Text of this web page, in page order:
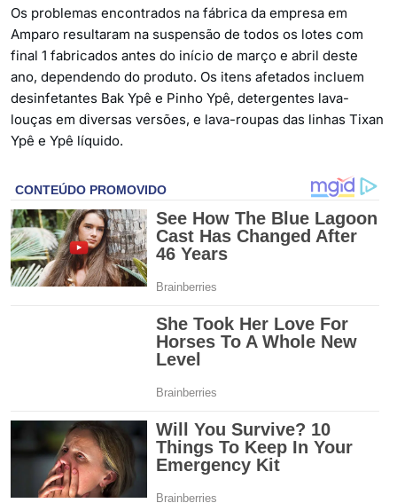
Os problemas encontrados na fábrica da empresa em
Amparo resultaram na suspensão de todos os lotes com
final 1 fabricados antes do início de março e abril deste
ano, dependendo do produto. Os itens afetados incluem
desinfetantes Bak Ypê e Pinho Ypê, detergentes lava-
louças em diversas versões, e lava-roupas das linhas Tixan
Ypê e Ypê líquido.